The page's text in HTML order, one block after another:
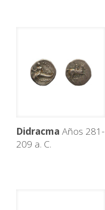
Didracma Años 281-
209 a. C.